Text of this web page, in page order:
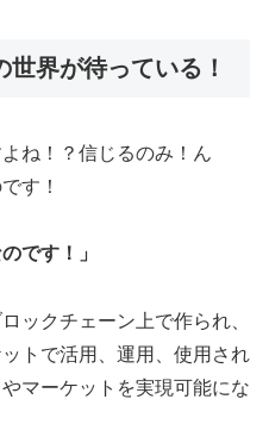
界が待っている！
ね！？信じるのみ！ん
す！
です！」
ックチェーン上で作られ、
トで活用、運用、使用され
マーケットを実現可能にな